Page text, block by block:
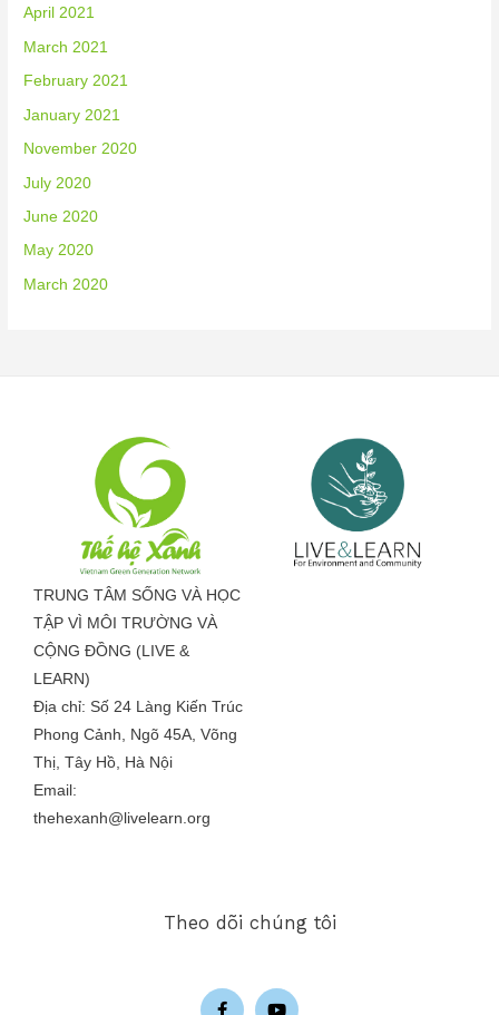
April 2021
March 2021
February 2021
January 2021
November 2020
July 2020
June 2020
May 2020
March 2020
TRUNG TÂM SỐNG VÀ HỌC
TẬP VÌ MÔI TRƯỜNG VÀ
CỘNG ĐỒNG (LIVE &
LEARN)
Địa chỉ: Số 24 Làng Kiến Trúc
Phong Cảnh, Ngõ 45A, Võng
Thị, Tây Hồ, Hà Nội
Email:
thehexanh@livelearn.org
Theo dõi chúng tôi